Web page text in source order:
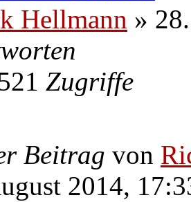
Hellmann »
Zugriffe
Beitrag von
2014,